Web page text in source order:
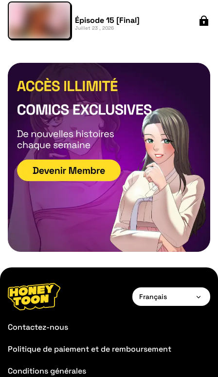
Épisode 15 [Final]
Juillet 23 , 2026
Français
Deutsch
Contactez-nous
Politique de paiement et de remboursement
Conditions générales